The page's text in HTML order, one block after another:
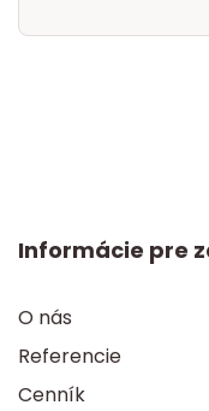
Informácie pre
O nás
Referencie
Cenník